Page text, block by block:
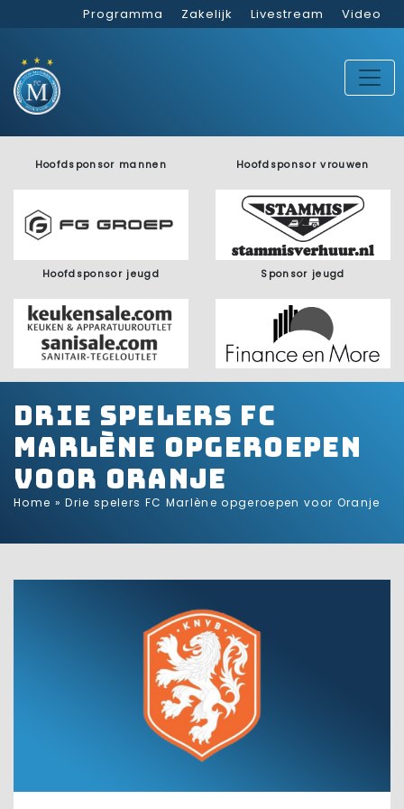
Programma Zakelijk Livestream Video
Hoofdsponsor mannen Hoofdsponsor vrouwen
Hoofdsponsor jeugd Sponsor jeugd
Drie spelers FC
Marlène opgeroepen
voor Oranje
Home »Drie spelers FC Marlène opgeroepen voor Oranje